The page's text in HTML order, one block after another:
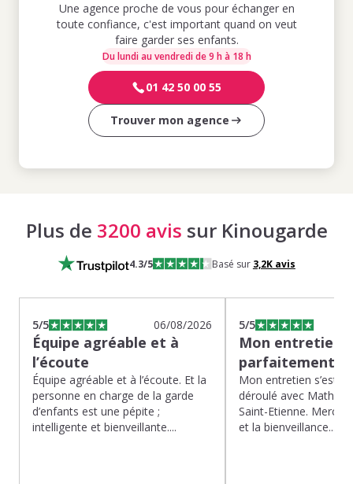
Une agence proche de vous pour échanger en
toute confiance, c'est important quand on veut
faire garder ses enfants.
Du lundi au vendredi de 9 h à 18 h
01 42 50 00 55
Trouver mon agence
Plus de 3200 avis sur Kinougarde
4.3/5 Basé sur 3,2Kavis
5/5 06/08/2026
Équipe agréable et à
l’écoute
Équipe agréable et à l’écoute. Et la
personne en charge de la garde
d’enfants est une pépite ;
intelligente et bienveillante....
5/5
Mon entretien
parfaitement…
Mon entretien s’est
déroulé avec Mathias
Saint-Etienne. Merci
et la bienveillance...